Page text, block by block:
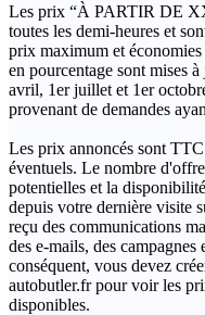
Les prix “À PARTIR DE
toutes les demi-heures et
prix maximum et
en pourcentage sont mises
avril, 1er juillet et 1er
provenant de demandes
Les prix annoncés sont
éventuels. Le nombre
potentielles et la
depuis votre dernière visite
reçu des communications
des e-mails, des
conséquent, vous devez
autobutler.fr pour voir les
disponibles.